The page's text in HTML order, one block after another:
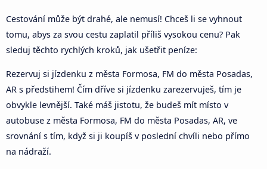
Cestování může být drahé, ale nemusí! Chceš li se vyhnout
tomu, abys za svou cestu zaplatil příliš vysokou cenu? Pak
sleduj těchto rychlých kroků, jak ušetřit peníze:
Rezervuj si jízdenku z města Formosa, FM do města Posadas,
AR s předstihem! Čím dříve si jízdenku zarezervuješ, tím je
obvykle levnější. Také máš jistotu, že budeš mít místo v
autobuse z města Formosa, FM do města Posadas, AR, ve
srovnání s tím, když si ji koupíš v poslední chvíli nebo přímo
na nádraží.